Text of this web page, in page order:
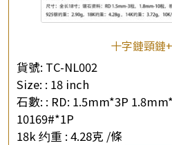
十字鏈頸鏈
貨號: TC-NL002
Size: : 18 inch
石數: : RD: 1.5mm*3P
10169#*1P
18k 约重 : 4.28克 /條